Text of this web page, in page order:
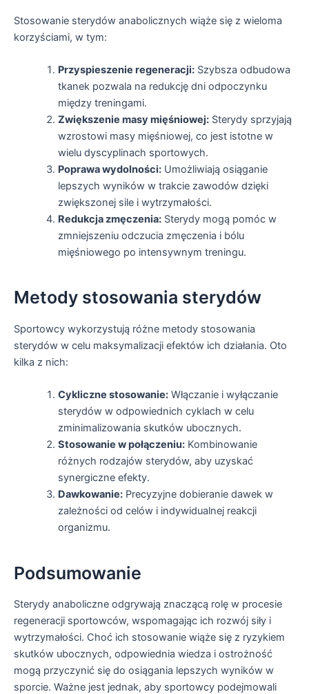
Stosowanie sterydów anabolicznych wiąże się z wieloma
korzyściami, w tym:
Przyspieszenie regeneracji:Szybsza odbudowa
tkanek pozwala na redukcję dni odpoczynku
między treningami.
Zwiększenie masy mięśniowej:Sterydy sprzyjają
wzrostowi masy mięśniowej, co jest istotne w
wielu dyscyplinach sportowych.
Poprawa wydolności:Umożliwiają osiąganie
lepszych wyników w trakcie zawodów dzięki
zwiększonej sile i wytrzymałości.
Redukcja zmęczenia:Sterydy mogą pomóc w
zmniejszeniu odczucia zmęczenia i bólu
mięśniowego po intensywnym treningu.
Metody stosowania sterydów
Sportowcy wykorzystują różne metody stosowania
sterydów w celu maksymalizacji efektów ich działania. Oto
kilka z nich:
Cykliczne stosowanie:Włączanie i wyłączanie
sterydów w odpowiednich cyklach w celu
zminimalizowania skutków ubocznych.
Stosowanie w połączeniu:Kombinowanie
różnych rodzajów sterydów, aby uzyskać
synergiczne efekty.
Dawkowanie:Precyzyjne dobieranie dawek w
zależności od celów i indywidualnej reakcji
organizmu.
Podsumowanie
Sterydy anaboliczne odgrywają znaczącą rolę w procesie
regeneracji sportowców, wspomagając ich rozwój siły i
wytrzymałości. Choć ich stosowanie wiąże się z ryzykiem
skutków ubocznych, odpowiednia wiedza i ostrożność
mogą przyczynić się do osiągania lepszych wyników w
sporcie. Ważne jest jednak, aby sportowcy podejmowali